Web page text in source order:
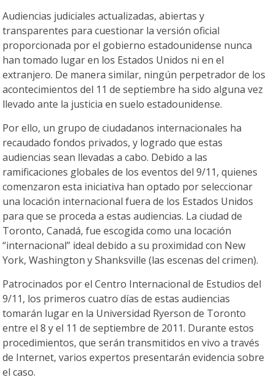
Audiencias judiciales actualizadas, abiertas y
transparentes para cuestionar la versión oficial
proporcionada por el gobierno estadounidense nunca
han tomado lugar en los Estados Unidos ni en el
extranjero. De manera similar, ningún perpetrador de los
acontecimientos del 11 de septiembre ha sido alguna vez
llevado ante la justicia en suelo estadounidense.
Por ello, un grupo de ciudadanos internacionales ha
recaudado fondos privados, y logrado que estas
audiencias sean llevadas a cabo. Debido a las
ramificaciones globales de los eventos del 9/11, quienes
comenzaron esta iniciativa han optado por seleccionar
una locación internacional fuera de los Estados Unidos
para que se proceda a estas audiencias. La ciudad de
Toronto, Canadá, fue escogida como una locación
“internacional” ideal debido a su proximidad con New
York, Washington y Shanksville (las escenas del crimen).
Patrocinados por el Centro Internacional de Estudios del
9/11, los primeros cuatro días de estas audiencias
tomarán lugar en la Universidad Ryerson de Toronto
entre el 8 y el 11 de septiembre de 2011. Durante estos
procedimientos, que serán transmitidos en vivo a través
de Internet, varios expertos presentarán evidencia sobre
el caso.